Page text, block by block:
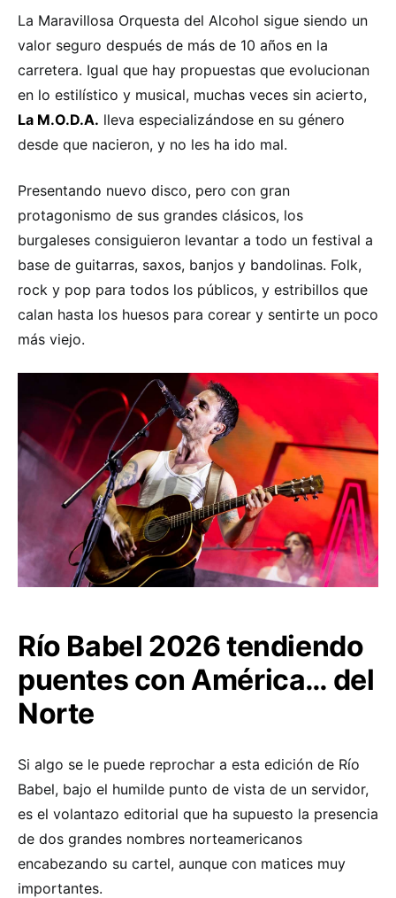
La Maravillosa Orquesta del Alcohol sigue siendo un
valor seguro después de más de 10 años en la
carretera. Igual que hay propuestas que evolucionan
en lo estilístico y musical, muchas veces sin acierto,
La M.O.D.A. lleva especializándose en su género
desde que nacieron, y no les ha ido mal.
Presentando nuevo disco, pero con gran
protagonismo de sus grandes clásicos, los
burgaleses consiguieron levantar a todo un festival a
base de guitarras, saxos, banjos y bandolinas. Folk,
rock y pop para todos los públicos, y estribillos que
calan hasta los huesos para corear y sentirte un poco
más viejo.
Río Babel 2026 tendiendo
puentes con América… del
Norte
Si algo se le puede reprochar a esta edición de Río
Babel, bajo el humilde punto de vista de un servidor,
es el volantazo editorial que ha supuesto la presencia
de dos grandes nombres norteamericanos
encabezando su cartel, aunque con matices muy
importantes.